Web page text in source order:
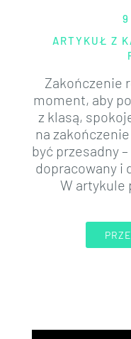
ARTYKUŁ Z
Zakończenie
moment, aby
z klasą,
na
być przesadny
dopracowany i
W artykule